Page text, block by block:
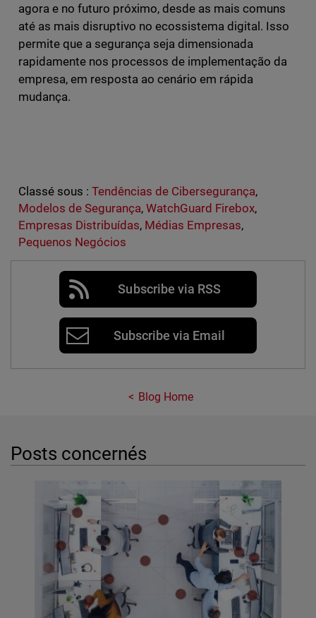
agora e no futuro próximo, desde as mais comuns
até as mais disruptivo no ecossistema digital. Isso
permite que a segurança seja dimensionada
rapidamente nos processos de implementação da
empresa, em resposta ao cenário em rápida
mudança.
Classé sous : Tendências de Cibersegurança,
Modelos de Segurança, WatchGuard Firebox,
Empresas Distribuídas, Médias Empresas,
Pequenos Negócios
Subscribe via RSS
Subscribe via Email
Blog Home
Posts concernés